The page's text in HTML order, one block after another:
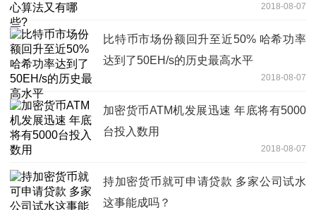
2018-08-07
比特币市场份额回升至近50% 哈希功率
达到了50EH/s的历史最高水平
2018-08-07
加密货币ATM机发展迅速 年底将有5000
台投入数用
2018-08-07
持加密货币就可申请贷款 多家公司试水
这事能成吗？